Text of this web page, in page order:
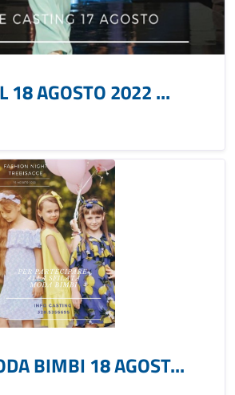
18 AGOSTO 2022 ...
BIMBI 18 AGOST...